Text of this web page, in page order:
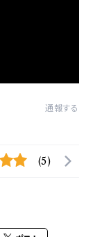
通報する
(5)